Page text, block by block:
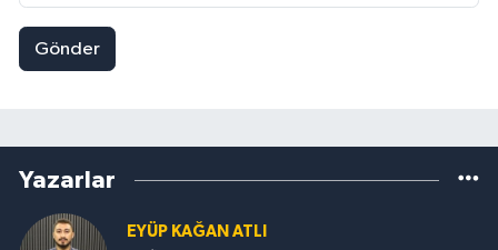
Gönder
Yazarlar
EYÜP KAĞAN ATLI